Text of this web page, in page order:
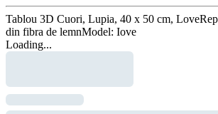
Tablou 3D Cuori, Lupia, 40 x 50 cm,
din fibra de lemnModel: Iove
Loading...